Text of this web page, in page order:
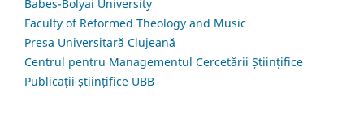
Babes-Bolyai University
Faculty of Reformed Theology and Music
Presa Universitară Clujeană
Centrul pentru Managementul Cercetării Științifice
Publicații științifice UBB